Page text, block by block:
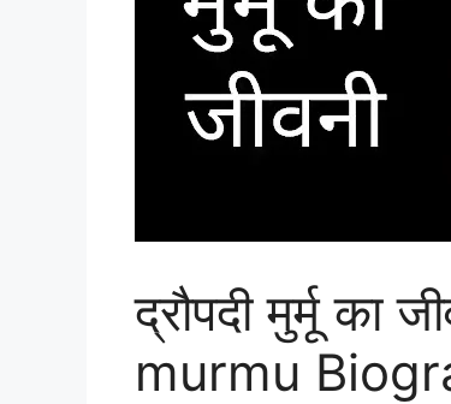
द्रौपदी मुर्मू का
murmu